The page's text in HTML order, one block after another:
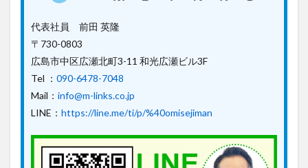
代表社員 前田 英隆
〒730-0803
広島市中区広瀬北町3-11 和光広瀬ビル3F
Tel ： 090-6478-7048
Mail： info@m-links.co.jp
LINE： https://line.me/ti/p/%40omisejiman